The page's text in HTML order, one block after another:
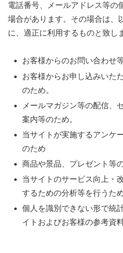
電話番号、メールアドレス等の
場合があります。その場合は、
に、適正に利用するものと致し
お客様からのお問い合わせ
お客様からお申し込みいた
のため。
メールマガジン等の配信、
案内等のため。
当サイトが実施するアンケ
のため
商品や景品、プレゼント等
当サイトのサービス向上・
するための分析等を行うため
個人を識別できない形で統
イトおよびお客様の参考資